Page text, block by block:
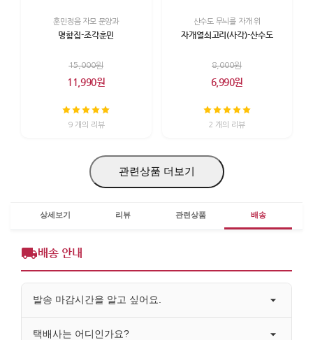
훈민정음 자모 문양과
명함집-조각훈민
15,000원
11,990원
9 개의 리뷰
산수도 무늬를 자개 위
자개열쇠고리(사각)-산수도
8,000원
6,990원
2 개의 리뷰
관련상품 더보기
상세보기 리뷰 관련상품 배송
배송 안내
발송 마감시간을 알고 싶어요.
택배사는 어디인가요?